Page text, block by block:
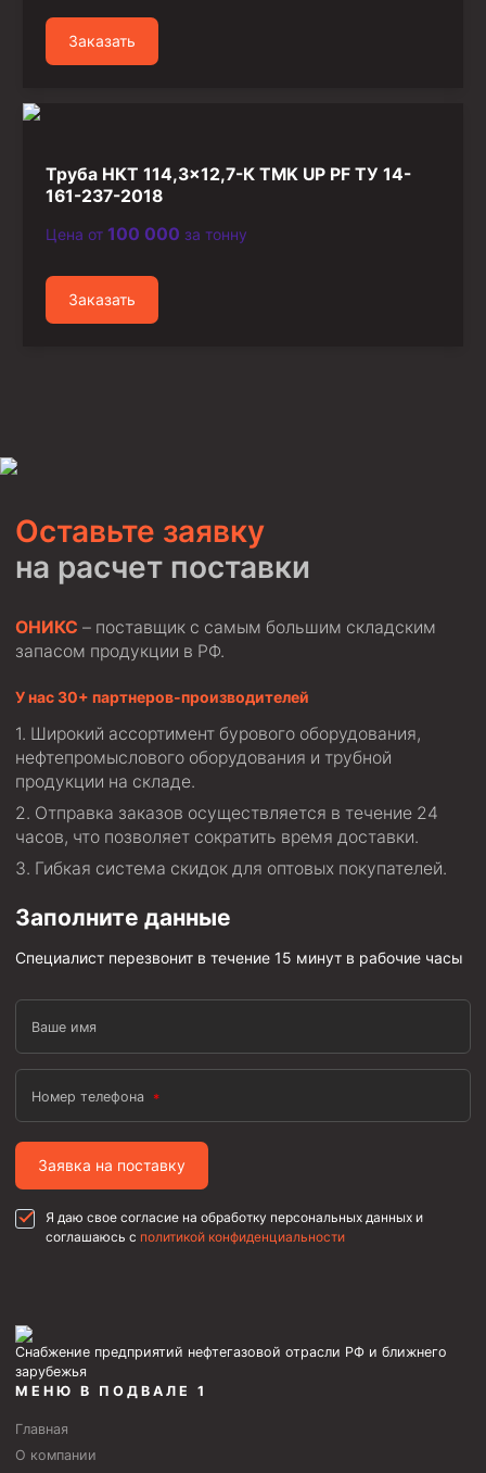
Заказать
Труба НКТ 114,3×12,7-К TMK UP PF ТУ 14-
161-237-2018
Цена от 100 000 за тонну
Заказать
Оставьте заявку
на расчет поставки
ОНИКС – поставщик с самым большим складским
запасом продукции в РФ.
У нас 30+ партнеров-производителей
Широкий ассортимент бурового оборудования,
нефтепромыслового оборудования и трубной
продукции на складе.
Отправка заказов осуществляется в течение 24
часов, что позволяет сократить время доставки.
Гибкая система скидок для оптовых покупателей.
Заполните данные
Специалист перезвонит в течение 15 минут в рабочие часы
Ваше имя
Номер телефона
Заявка на поставку
Я даю свое согласие на обработку персональных данных и
соглашаюсь с политикой конфиденциальности
Снабжение предприятий нефтегазовой отрасли РФ и ближнего
зарубежья
МЕНЮ В ПОДВАЛЕ 1
Главная
О компании